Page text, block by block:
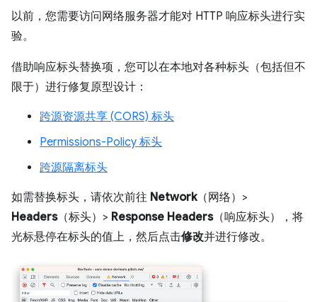
以前，您需要访问网络服务器才能对 HTTP 响应标头进行实
验。
借助响应标头替换项，您可以在本地对各种标头（包括但不
限于）进行修复原型设计：
跨源资源共享 (CORS) 标头
Permissions-Policy 标头
跨源隔离标头
如需替换标头，请依次前往 Network（网络）>
Headers（标头）> Response Headers（响应标头），将
光标悬停在标头的值上，然后点击修改并进行修改。